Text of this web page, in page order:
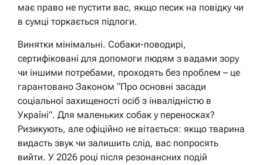
має право не пустити вас, якщо песик на повідку чи
в сумці торкається підлоги.
Винятки мінімальні. Собаки-поводирі,
сертифіковані для допомоги людям з вадами зору
чи іншими потребами, проходять без проблем – це
гарантовано Законом “Про основні засади
соціальної захищеності осіб з інвалідністю в
Україні”. Для маленьких собак у переносках?
Ризикують, але офіційно не вітається: якщо тварина
видасть звук чи залишить слід, вас попросять
вийти. У 2026 році після резонансних подій